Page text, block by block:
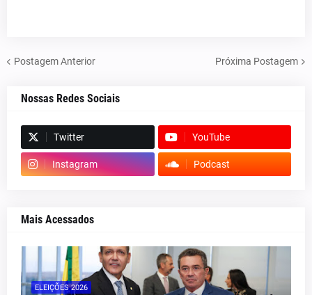
Postagem Anterior Próxima Postagem
Nossas Redes Sociais
Twitter YouTube
Instagram Podcast
Mais Acessados
ELEIÇÕES 2026